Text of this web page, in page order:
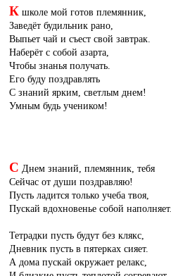
К школе мой готов племянник,
Заведёт будильник рано,
Выпьет чай и съест свой завтрак.
Наберёт с собой азарта,
Чтобы знанья получать.
Его буду поздравлять
С знаний ярким, светлым днем!
Умным будь учеником!
С Днем знаний, племянник, тебя
Сейчас от души поздравляю!
Пусть ладится только учеба твоя,
Пускай вдохновенье собой наполняет.
Тетрадки пусть будут без клякс,
Дневник пусть в пятерках сияет.
А дома пускай окружает релакс,